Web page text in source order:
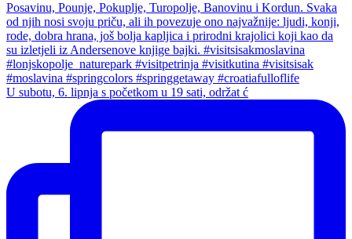
U subotu, 6. lipnja s početkom u 19 sati, održat ć